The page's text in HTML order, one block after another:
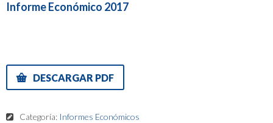
Informe Económico 2017
DESCARGAR PDF
Categoría: Informes Económicos